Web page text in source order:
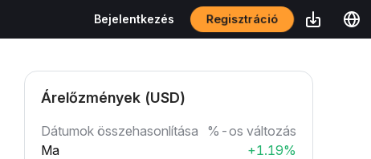
Bejelentkezés Regisztráció
Árelőzmények (USD)
Dátumok összehasonlítása
%-os változás
Ma
+1.19%